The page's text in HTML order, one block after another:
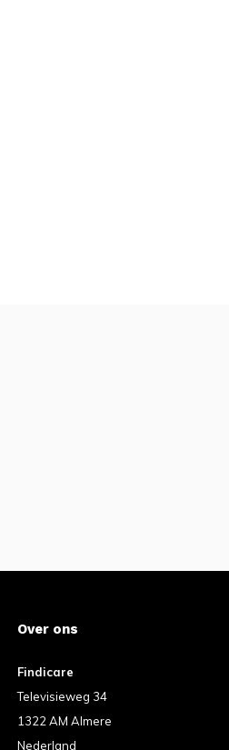
Over ons
Findicare
Televisieweg 34
1322 AM Almere
Nederland